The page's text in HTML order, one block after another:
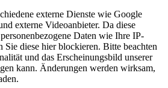
externe Dienste wie Google
externe Videoanbieter. Da diese
Daten wie Ihre IP-
Sie diese hier blockieren. Bitte beachten
und das Erscheinungsbild unserer
kann. Änderungen werden wirksam,